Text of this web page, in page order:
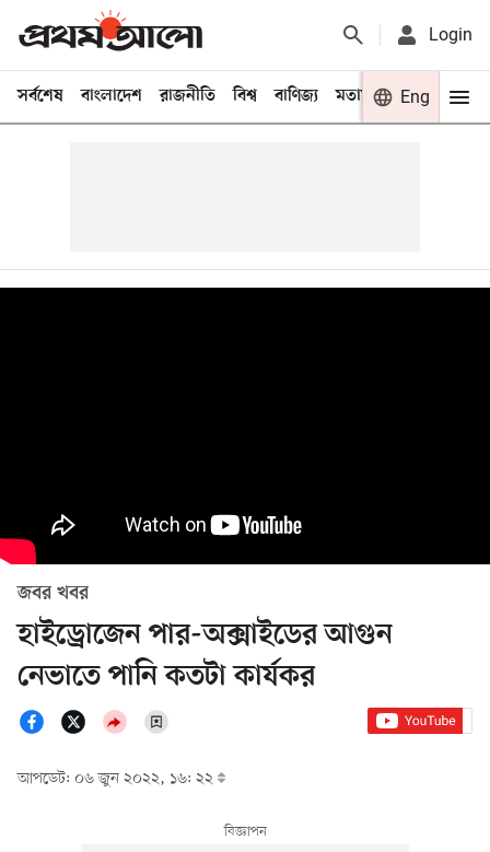
Login
সর্বশেষ বাংলাদেশ রাজনীতি বিশ্ব বাণিজ্য মতামত খেলা
Eng
জবর খবর
হাইড্রোজেন পার-অক্সাইডের আগুন
নেভাতে পানি কতটা কার্যকর
আপডেট: ০৬ জুন ২০২২, ১৬: ২২